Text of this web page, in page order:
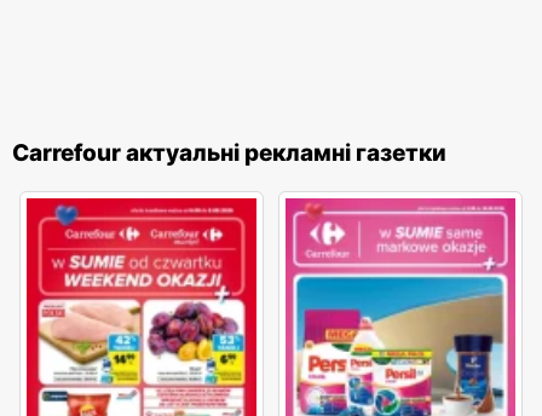
Carrefour актуальні рекламні газетки